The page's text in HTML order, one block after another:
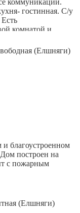
Быстрый выход на
гостинная. С/у
комнатой и
пути. В
и тд.
нет.
благоустроенном
построен на
с пожарным
не